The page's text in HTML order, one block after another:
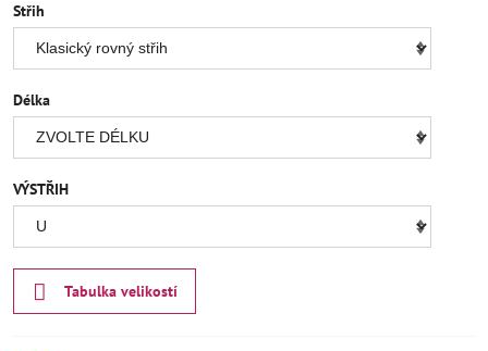
Střih
Délka
VÝSTŘIH
Tabulka velikostí